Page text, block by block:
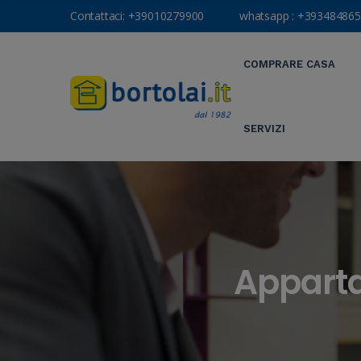
Contattaci: +39010279900 whatsapp :
COMPRARE CASA
SERVIZI